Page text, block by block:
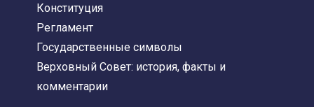
Конституция
Регламент
Государственные символы
Верховный Совет: история, факты и
комментарии